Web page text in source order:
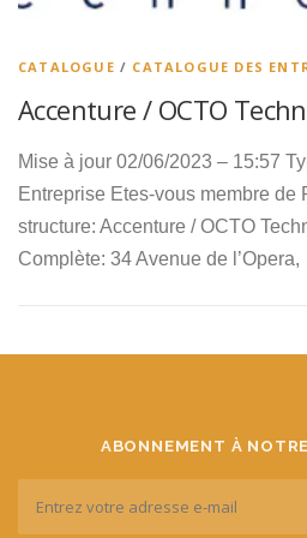
Español
CATALOGUE / CATALOGUE DES
Accenture / OCTO
Mise à jour 02/06/2023 – 15:57
Entreprise Etes-vous membre de
structure: Accenture / OCTO
Complète: 34 Avenue de
ABONNEMENT À